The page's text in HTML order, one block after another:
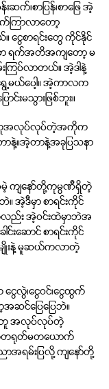
ဆက်၊စာပြန်၊စာဖြေ အဲ့
ကြာလာတော့
ေစာရင်းတွေ ကိုင်နိုင်
ာ ရက်အတိအကျတော့ မ
ကြပ်လာတယ်။ အဲ့ဒါနဲ့
မယ်ပေါ့။ အဲ့ကာလက
င်းမသွားဖြစ်ဘူး။
တူတူအလုပ်လုပ်တဲ့အကိုက
နဲ့။အဲ့တာနဲ့အခုပြသနာ
ကျနော်တို့ကုမ္ပဏီရှိတဲ့
အဲ့ဒီမှာ စာရင်းကိုင်
ည်း အဲ့ဝင်းထဲမှာဘဲအ
းဆောင် စာရင်းကိုင်
ျိုးနဲ့ မူဆယ်ကလာတဲ့
ငွေလွဲ၊ငွေဝင်၊ငွေထွက်
င်ပြေပြေဘဲ။
တူတူ အလုပ်လုပ်တဲ့
က်တရုတ်မတယောက်
မ်းပြလို့ ကျနော်တို့